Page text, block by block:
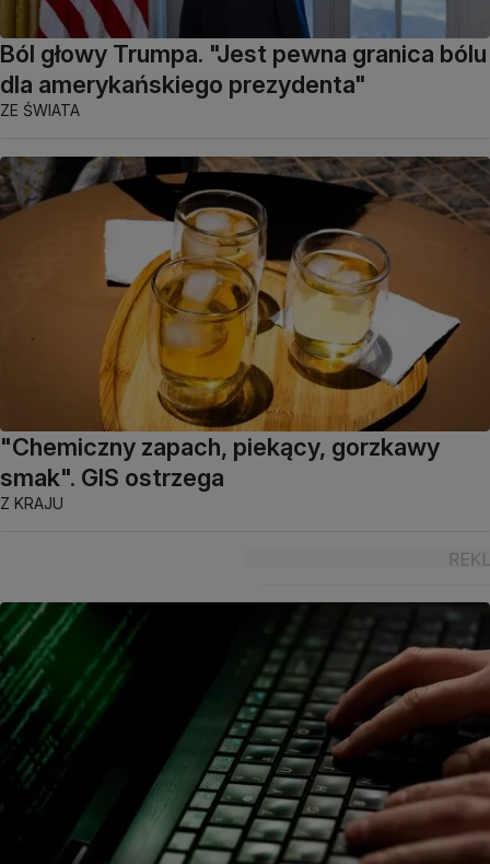
Ból głowy Trumpa. "Jest pewna granica bólu
dla amerykańskiego prezydenta"
ZE ŚWIATA
"Chemiczny zapach, piekący, gorzkawy
smak". GIS ostrzega
Z KRAJU